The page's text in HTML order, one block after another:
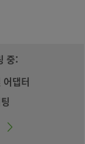
중:
댑터